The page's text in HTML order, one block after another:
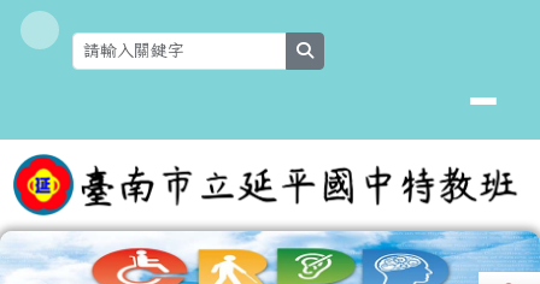
跳至主內容區
臺南市延平國中特教班